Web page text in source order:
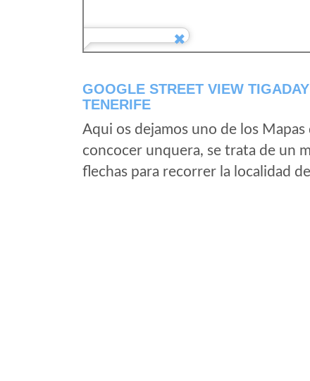
GOOGLE STREET VIEW
TENERIFE
Aqui os dejamos uno de los Mapas
concocer unquera, se trata de un
flechas para recorrer la localidad